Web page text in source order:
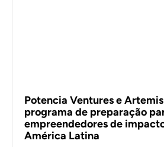
Potencia Ventures e
programa de preparação
empreendedores de
América Latina